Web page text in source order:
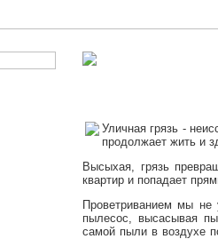
Уличная грязь -
продолжает жить и
Высыхая, грязь
квартир и попадает
Проветриванием мы
пылесос, высасывая
самой пыли в воздухе